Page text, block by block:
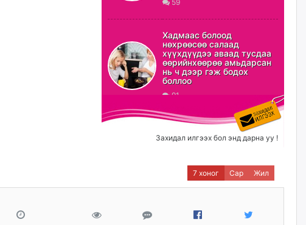
ХЗДХ-ын сайд С.Амарсайхан:
Авлигаар авсан хөрөнгийг
хурааж, нийгмийн сайн
сайхны хөгжилд зориулах
бөгөөд үүнийг хэд хэдэн эрх
бүхий байгууллагаас санал авна
өчигдѳр
Шатахууныг олдож байгаа
газраас нь л авч байна. Үнэ
тарифаас илүү хангамж дээр
анхаарч байна
Ц.Будханд: Дүүгээ гараад
долоон сарын хугацаа
59
Хадмаас болоод
нөхрөөсөө салаад
хүүхдүүдээ аваад тусдаа
өөрийнхөөрөө амьдарсан
нь ч дээр гэж бодох
боллоо
91
Захидал илгээх бол энд дарна уу !
7 хоног Сар Жил